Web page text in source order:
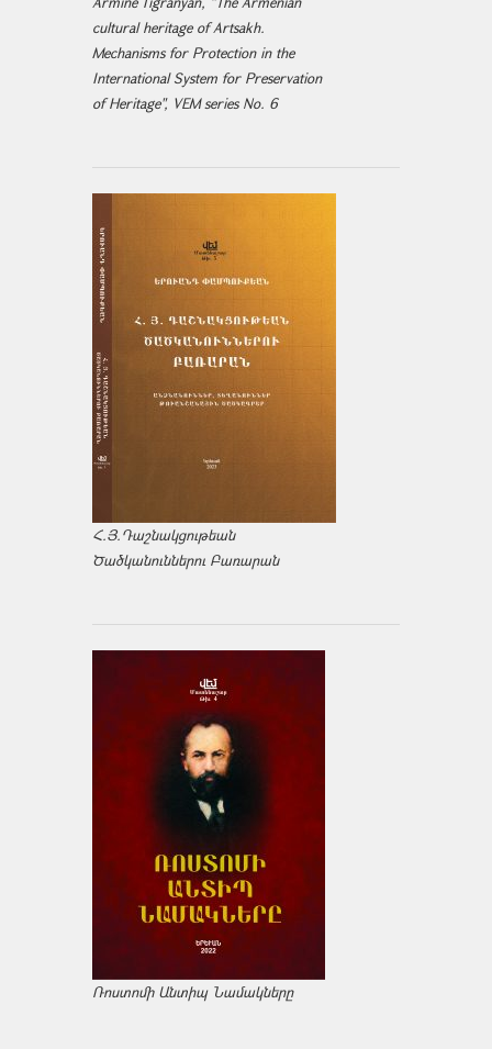
cultural heritage of Artsakh.
Mechanisms for Protection in the
International System for Preservation
of Heritage", VEM series No. 6
Հ.Յ.Դաշնակցութեան
Ծածկանուններու Բառարան
Ռոստոմի Անտիպ Նամակները